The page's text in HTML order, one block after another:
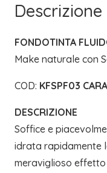
MONDE
quantità
Descrizione
FONDOTINTA
Make naturale con
COD: KFSPF03
DESCRIZIONE
Soffice e
idrata rapidamente
meraviglioso